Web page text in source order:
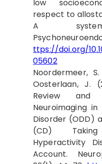
low
respect to
A
ttps://doi.org/
05602
Noordermeer,
Oosterlaan, J.
Review and
Neuroimaging
Disorder (ODD)
(CD) Taking
Hyperactivity
Account.